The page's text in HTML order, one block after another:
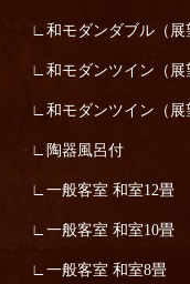
和モダンダブル（展
和モダンツイン（展
和モダンツイン（展
陶器風呂付
一般客室 和室12畳
一般客室 和室10畳
一般客室 和室8畳